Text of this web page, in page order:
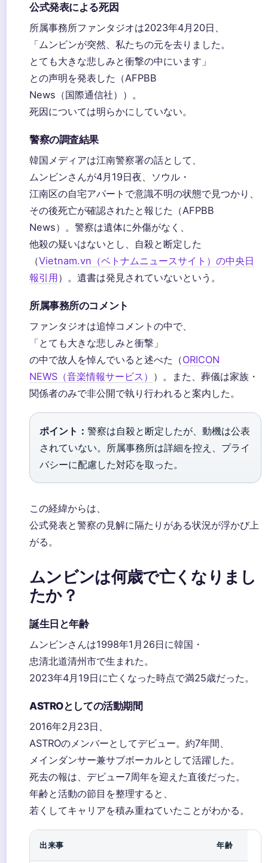
公式発表による死因
所属事務所ファンタジオは2023年4月20日、
「ムンビンが突然、私たちの元を去りました。
とても大きな悲しみと衝撃の中にいます」
との声明を発表した（AFPBB
News（国際通信社））。
死因については明らかにしていない。
警察の調査結果
韓国メディアは江南警察署の話として、
ムンビンさんが4月19日夜、ソウル・
江南区の自宅アパートで意識不明の状態で見つかり、
その後死亡が確認されたと報じた（AFPBB
News）。警察は遺体に外傷がなく、
他殺の疑いはないとし、自殺と断定した
（Vietnam.vn（ベトナムニュースサイト）の中央日
報引用）。遺書は発見されていないという。
所属事務所のコメント
ファンタジオは追悼コメントの中で、
「とても大きな悲しみと衝撃」
の中で故人を悼んでいると述べた（ORICON
NEWS（音楽情報サービス） ）。また、葬儀は家族・
関係者のみで非公開で執り行われると案内した。
ポイント： 警察は自殺と断定したが、動機は公表
されていない。所属事務所は詳細を控え、プライ
バシーに配慮した対応を取った。
この経緯からは、
公式発表と警察の見解に隔たりがある状況が浮かび上
がる。
ムンビンは何歳で亡くなりまし
たか？
誕生日と年齢
ムンビンさんは1998年1月26日に韓国・
忠清北道清州市で生まれた。
2023年4月19日に亡くなった時点で満25歳だった。
ASTROとしての活動期間
2016年2月23日、
ASTROのメンバーとしてデビュー。約7年間、
メインダンサー兼サブボーカルとして活躍した。
死去の報は、デビュー7周年を迎えた直後だった。
年齢と活動の節目を整理すると、
若くしてキャリアを積み重ねていたことがわかる。
出来事 年齢